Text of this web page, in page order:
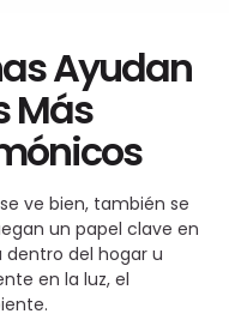
Ayudan
Más
ve bien, también se
un papel clave en
del hogar u
en la luz, el